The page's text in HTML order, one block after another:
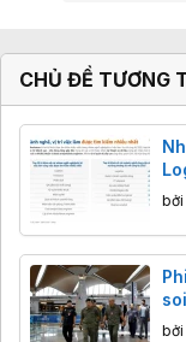
CHỦ ĐỀ TƯƠNG
bởi
bởi